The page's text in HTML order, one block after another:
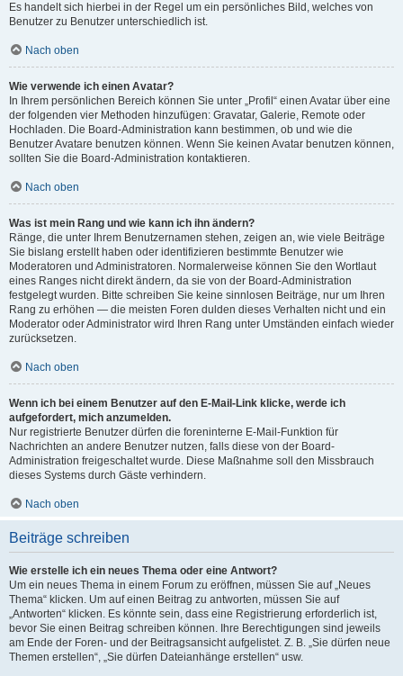
Es handelt sich hierbei in der Regel um ein persönliches Bild, welches von
Benutzer zu Benutzer unterschiedlich ist.
Nach oben
Wie verwende ich einen Avatar?
In Ihrem persönlichen Bereich können Sie unter „Profil“ einen Avatar über eine
der folgenden vier Methoden hinzufügen: Gravatar, Galerie, Remote oder
Hochladen. Die Board-Administration kann bestimmen, ob und wie die
Benutzer Avatare benutzen können. Wenn Sie keinen Avatar benutzen können,
sollten Sie die Board-Administration kontaktieren.
Nach oben
Was ist mein Rang und wie kann ich ihn ändern?
Ränge, die unter Ihrem Benutzernamen stehen, zeigen an, wie viele Beiträge
Sie bislang erstellt haben oder identifizieren bestimmte Benutzer wie
Moderatoren und Administratoren. Normalerweise können Sie den Wortlaut
eines Ranges nicht direkt ändern, da sie von der Board-Administration
festgelegt wurden. Bitte schreiben Sie keine sinnlosen Beiträge, nur um Ihren
Rang zu erhöhen — die meisten Foren dulden dieses Verhalten nicht und ein
Moderator oder Administrator wird Ihren Rang unter Umständen einfach wieder
zurücksetzen.
Nach oben
Wenn ich bei einem Benutzer auf den E-Mail-Link klicke, werde ich
aufgefordert, mich anzumelden.
Nur registrierte Benutzer dürfen die foreninterne E-Mail-Funktion für
Nachrichten an andere Benutzer nutzen, falls diese von der Board-
Administration freigeschaltet wurde. Diese Maßnahme soll den Missbrauch
dieses Systems durch Gäste verhindern.
Nach oben
Beiträge schreiben
Wie erstelle ich ein neues Thema oder eine Antwort?
Um ein neues Thema in einem Forum zu eröffnen, müssen Sie auf „Neues
Thema“ klicken. Um auf einen Beitrag zu antworten, müssen Sie auf
„Antworten“ klicken. Es könnte sein, dass eine Registrierung erforderlich ist,
bevor Sie einen Beitrag schreiben können. Ihre Berechtigungen sind jeweils
am Ende der Foren- und der Beitragsansicht aufgelistet. Z. B. „Sie dürfen neue
Themen erstellen“, „Sie dürfen Dateianhänge erstellen“ usw.